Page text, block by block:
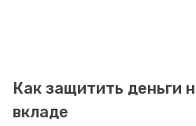
Как защитить деньги
вкладе